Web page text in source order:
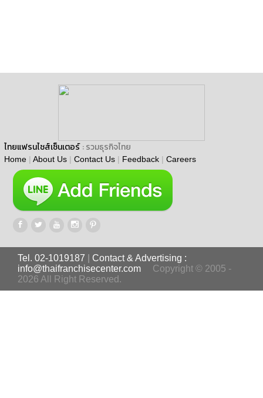
ไทยแฟรนไชส์เซ็นเตอร์ : รวมธุรกิจไทย
Home | About Us | Contact Us | Feedback | Careers
Tel. 02-1019187
Contact & Advertising :
info@thaifranchisecenter.com
Copyright © 2005 -
2026 All Right Reserved.